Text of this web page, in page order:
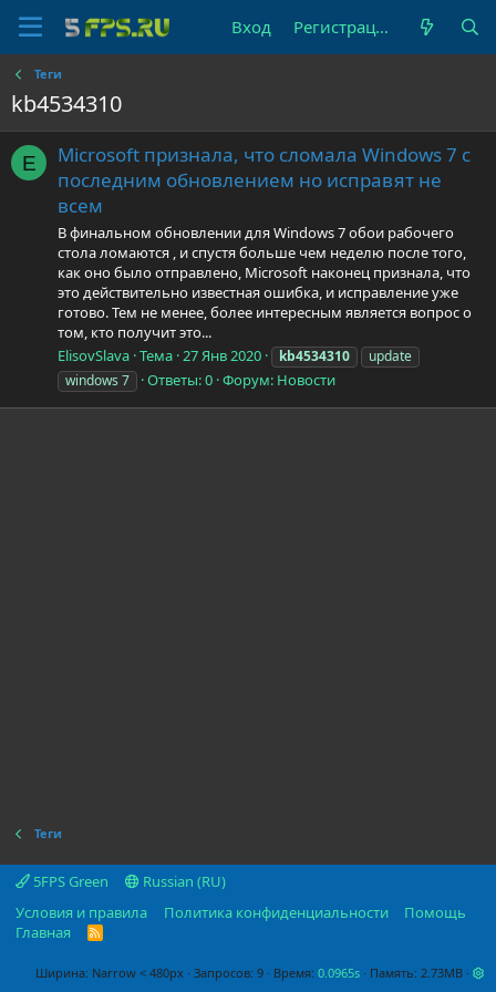
Вход Регистрация
Теги
kb4534310
E
Microsoft признала, что сломала Windows 7 с
последним обновлением но исправят не
всем
В финальном обновлении для Windows 7 обои рабочего
стола ломаются , и спустя больше чем неделю после того,
как оно было отправлено, Microsoft наконец признала, что
это действительно известная ошибка, и исправление уже
готово. Тем не менее, более интересным является вопрос о
том, кто получит это...
ElisovSlava Тема 27 Янв 2020 kb4534310
update
windows 7
Ответы: 0 Форум: Новости
Теги
5FPS Green
Russian (RU)
Условия и правила
Политика конфиденциальности
Помощь
Главная
R
Ширина Запросов 9 Время 0.0965s Память 2.73MB